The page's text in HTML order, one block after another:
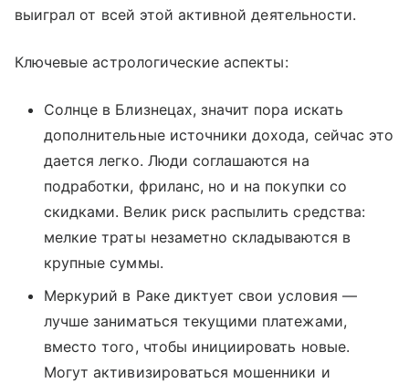
выиграл от всей этой активной деятельности.
Ключевые астрологические аспекты:
Солнце в Близнецах, значит пора искать
дополнительные источники дохода, сейчас это
дается легко. Люди соглашаются на
подработки, фриланс, но и на покупки со
скидками. Велик риск распылить средства:
мелкие траты незаметно складываются в
крупные суммы.
Меркурий в Раке диктует свои условия —
лучше заниматься текущими платежами,
вместо того, чтобы инициировать новые.
Могут активизироваться мошенники и